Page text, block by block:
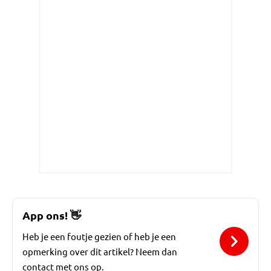
App ons!👋
Heb je een foutje gezien of heb je een
opmerking over dit artikel? Neem dan
contact met ons op.